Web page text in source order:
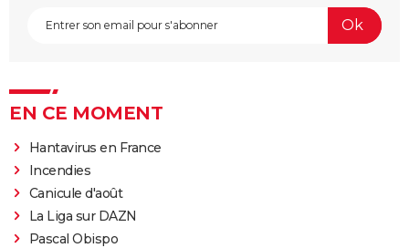
EN CE MOMENT
Hantavirus en France
Incendies
Canicule d'août
La Liga sur DAZN
Pascal Obispo